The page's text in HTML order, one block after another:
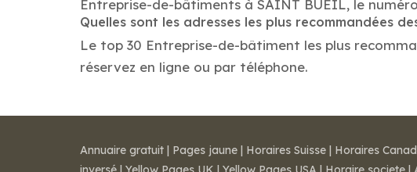
Entreprise-de-bâtiments à SAINT BUEIL, le
Quelles sont les adresses les plus recommandées
Le top 30 Entreprise-de-bâtiment les plus
réservez en ligne ou par téléphone.
Annuaire gratuit | Pages jaune | Horaires Suisse | Horaires